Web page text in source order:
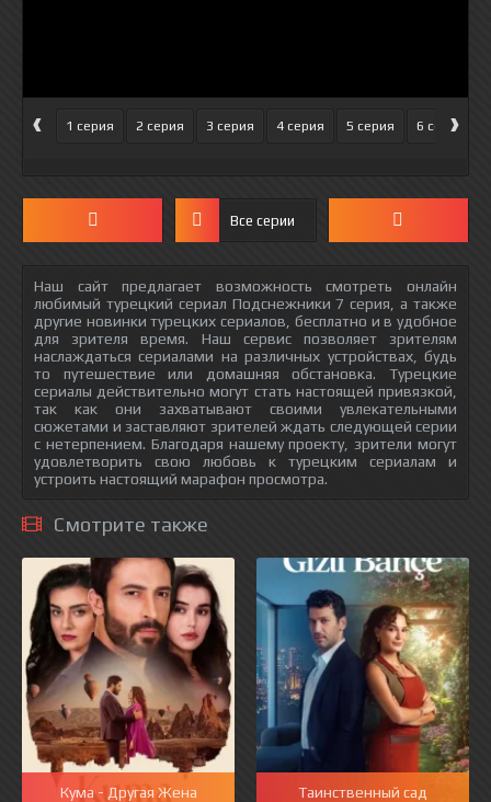
‹ 1 серия 2 серия 3 серия 4 серия 5 серия 6 серия
›
Все серии
Наш сайт предлагает возможность смотреть онлайн
любимый турецкий сериал Подснежники 7 серия, а также
другие новинки турецких сериалов, бесплатно и в удобное
для зрителя время. Наш сервис позволяет зрителям
наслаждаться сериалами на различных устройствах, будь
то путешествие или домашняя обстановка. Турецкие
сериалы действительно могут стать настоящей привязкой,
так как они захватывают своими увлекательными
сюжетами и заставляют зрителей ждать следующей серии
с нетерпением. Благодаря нашему проекту, зрители могут
удовлетворить свою любовь к турецким сериалам и
устроить настоящий марафон просмотра.
Смотрите также
Кума - Другая Жена Таинственный сад